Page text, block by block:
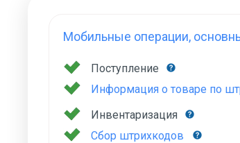
Мобильные операции,
Поступление
Информация о товаре по
Инвентаризация
Сбор штрихкодов